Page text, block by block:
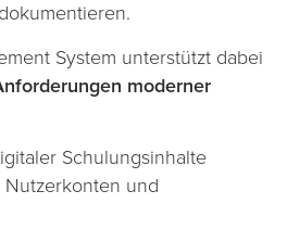
System unterstützt dabei
moderner
Schulungsinhalte
und